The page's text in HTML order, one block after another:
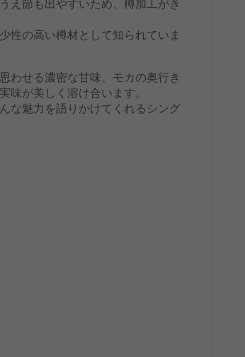
え節も出やすいため、樽加工がき
性の高い樽材として知られていま
わせる濃密な甘味、モカの奥行き
が美しく溶け合います。
な魅力を語りかけてくれるシング